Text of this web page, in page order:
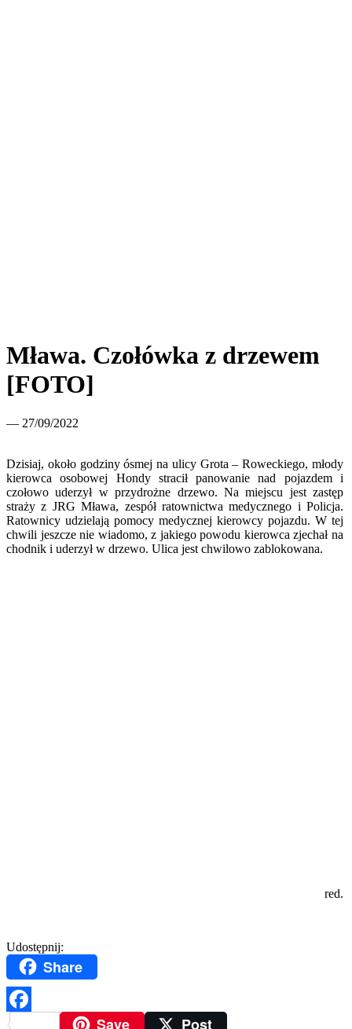
Mława. Czołówka z drzewem
[FOTO]
— 27/09/2022
Dzisiaj, około godziny ósmej na ulicy Grota – Roweckiego, młody
kierowca osobowej Hondy stracił panowanie nad pojazdem i
czołowo uderzył w przydrożne drzewo. Na miejscu jest zastęp
straży z JRG Mława, zespół ratownictwa medycznego i Policja.
Ratownicy udzielają pomocy medycznej kierowcy pojazdu. W tej
chwili jeszcze nie wiadomo, z jakiego powodu kierowca zjechał na
chodnik i uderzył w drzewo. Ulica jest chwilowo zablokowana.
red.
Udostępnij:
Share
FacebookSave Post